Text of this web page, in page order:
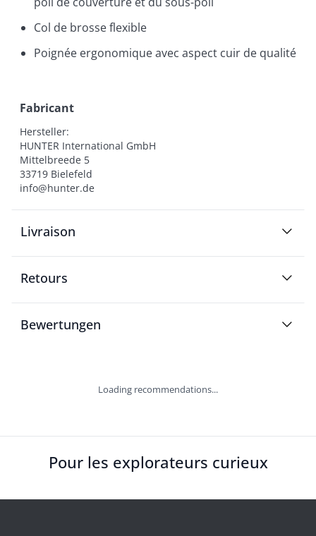
Col de brosse flexible
Poignée ergonomique avec aspect cuir de qualité
Fabricant
Hersteller:
HUNTER International GmbH
Mittelbreede 5
33719 Bielefeld
info@hunter.de
Livraison
Retours
Bewertungen
Loading recommendations...
Pour les explorateurs curieux